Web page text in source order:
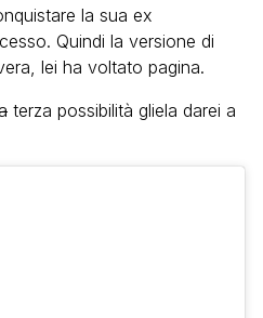
la sua ex
Quindi la versione di
lei ha voltato pagina.
terza possibilità gliela darei a